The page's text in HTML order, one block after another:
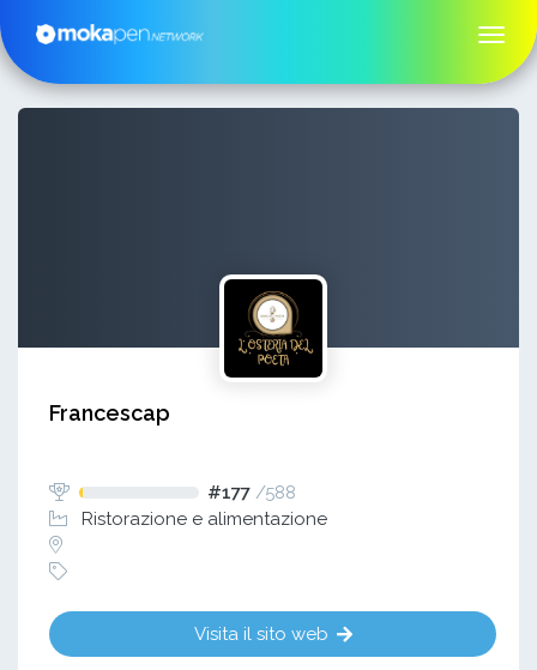
Francescap
#177 /588
Ristorazione e alimentazione
Visita il sito web